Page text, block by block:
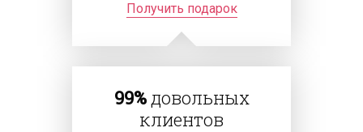
Получить подарок
99%довольных
клиентов